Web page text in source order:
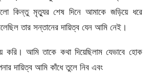
কিন্তু মৃত্যুর শেষ দিনে আমাকে জড়িয়ে ধরে
তার সন্তানের দায়িত্ব যেন আমি নেই।
করি। আমি তাকে কথা দিয়েছিলাম যেভাবে হোক
দায়িত্ব আমি কাঁধে তুলে নিব এবং